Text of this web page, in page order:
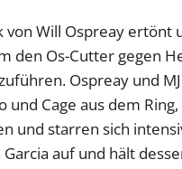
von Will Ospreay ertönt
den Os-Cutter gegen
Ospreay und
und Cage aus dem
und starren sich
auf und hält